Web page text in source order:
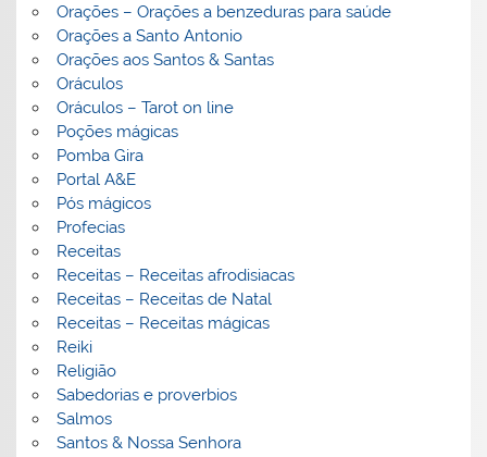
Orações – Orações a benzeduras para saúde
Orações a Santo Antonio
Orações aos Santos & Santas
Oráculos
Oráculos – Tarot on line
Poções mágicas
Pomba Gira
Portal A&E
Pós mágicos
Profecias
Receitas
Receitas – Receitas afrodisiacas
Receitas – Receitas de Natal
Receitas – Receitas mágicas
Reiki
Religião
Sabedorias e proverbios
Salmos
Santos & Nossa Senhora